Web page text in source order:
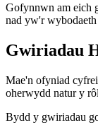
Gofynnwn am eich
nad yw'r
Gwiriadau
Mae'n ofyniad
oherwydd natur y
Bydd y gwiriadau